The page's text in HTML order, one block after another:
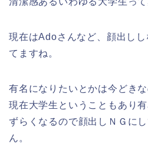
現在はAdoさんなど、顔出し
てますね。
有名になりたいとかは今どき
現在大学生ということもあり
ずらくなるので顔出しＮＧに
ん。